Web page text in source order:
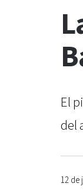
El
del
12 de